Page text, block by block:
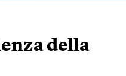
della